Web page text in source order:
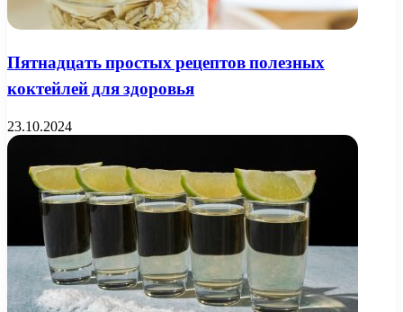
Пятнадцать простых рецептов полезных
коктейлей для здоровья
23.10.2024